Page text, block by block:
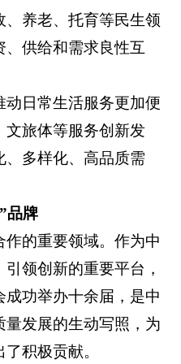
养老、托育等民生领
供给和需求良性互
动日常生活服务更加便
文旅体等服务创新发
、多样化、高品质需
品牌
作的重要领域。作为中
领创新的重要平台，
功举办十余届，是中
量发展的生动写照，为
积极贡献。